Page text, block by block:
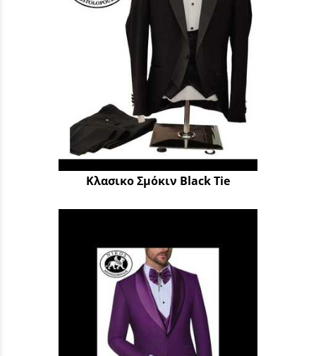
Κλασικο Σμόκιν Black Tie